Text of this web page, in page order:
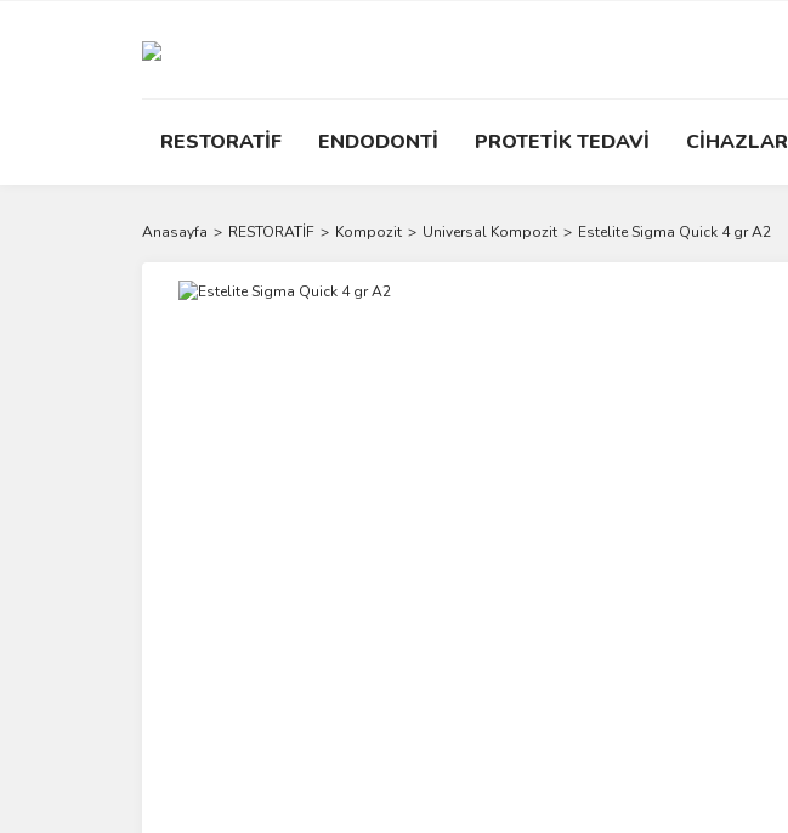
RESTORATİF ENDODONTİ PROTETİK TEDAVİ CİHAZLAR
Anasayfa RESTORATİF Kompozit Universal Kompozit Estelite Sigma Quick 4 gr A2